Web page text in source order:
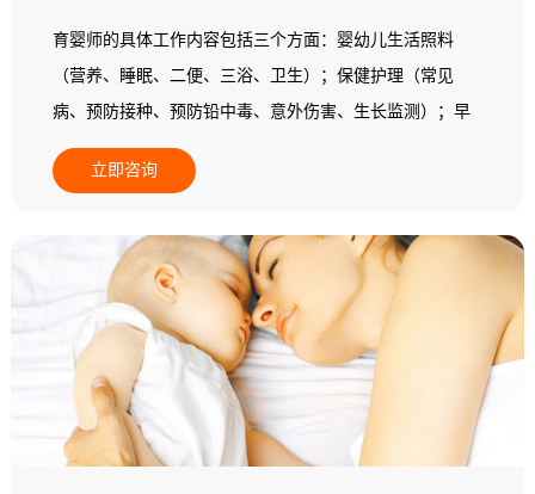
育婴师的具体工作内容包括三个方面：婴幼儿生活照料
（营养、睡眠、二便、三浴、卫生）；保健护理（常见
病、预防接种、预防铅中毒、意外伤害、生长监测）；早
期教育（动作、精细动作、语言能力、认知能力、自理能
力、情绪行为、社会交往和实施个别化教学）。
立即咨询